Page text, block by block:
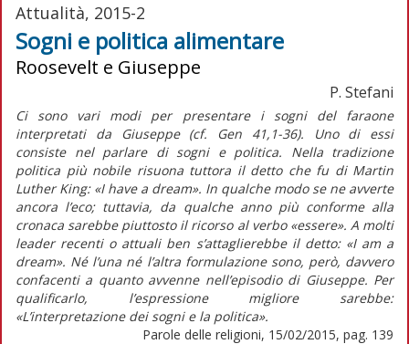
Attualità, 2015-2
Sogni e politica alimentare
Roosevelt e Giuseppe
P. Stefani
Ci sono vari modi per presentare i sogni del faraone
interpretati da Giuseppe (cf. Gen 41,1-36). Uno di essi
consiste nel parlare di sogni e politica. Nella tradizione
politica più nobile risuona tuttora il detto che fu di Martin
Luther King: «I have a dream». In qualche modo se ne avverte
ancora l’eco; tuttavia, da qualche anno più conforme alla
cronaca sarebbe piuttosto il ricorso al verbo «essere». A molti
leader recenti o attuali ben s’attaglierebbe il detto: «I am a
dream». Né l’una né l’altra formulazione sono, però, davvero
confacenti a quanto avvenne nell’episodio di Giuseppe. Per
qualificarlo, l’espressione migliore sarebbe:
«L’interpretazione dei sogni e la politica».
Parole delle religioni, 15/02/2015, pag. 139